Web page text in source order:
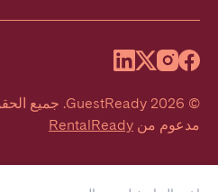
©
2026
GuestReady
. جميع
مدعوم من RentalReady